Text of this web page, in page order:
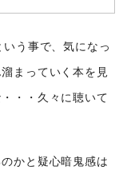
う事で、気になっ
まっていく本を見
・・久々に聴いて
かと疑心暗鬼感は